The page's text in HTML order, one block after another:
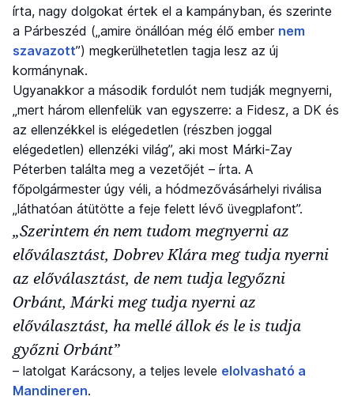
írta, nagy dolgokat értek el a kampányban, és szerinte
a Párbeszéd („amire önállóan még élő ember nem
szavazott”) megkerülhetetlen tagja lesz az új
kormánynak.
Ugyanakkor a második fordulót nem tudják megnyerni,
„mert három ellenfelük van egyszerre: a Fidesz, a DK és
az ellenzékkel is elégedetlen (részben joggal
elégedetlen) ellenzéki világ”, aki most Márki-Zay
Péterben találta meg a vezetőjét – írta. A
főpolgármester úgy véli, a hódmezővásárhelyi riválisa
„láthatóan átütötte a feje felett lévő üvegplafont”.
„Szerintem én nem tudom megnyerni az
előválasztást, Dobrev Klára meg tudja nyerni
az előválasztást, de nem tudja legyőzni
Orbánt, Márki meg tudja nyerni az
előválasztást, ha mellé állok és le is tudja
győzni Orbánt”
– latolgat Karácsony, a teljes levele elolvasható a
Mandineren.